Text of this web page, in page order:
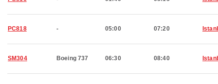
PC818 - 05:00 07:20
SM304 Boeing 737 06:30 08:40